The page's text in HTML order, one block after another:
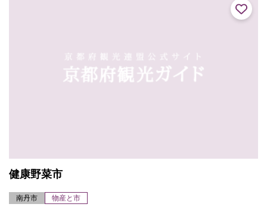
健康野菜市
南丹市 物産と市